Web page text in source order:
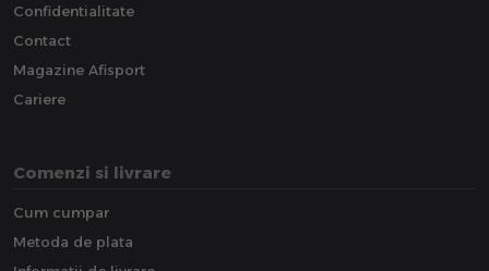
Confidentialitate
Contact
Magazine Afisport
Cariere
Comenzi si livrare
Cum cumpar
Metoda de plata